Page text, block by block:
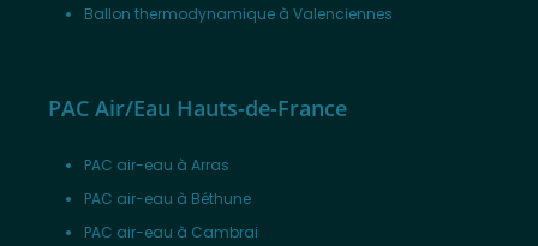
Ballon thermodynamique à Valenciennes
PAC Air/Eau Hauts-de-France
PAC air-eau à Arras
PAC air-eau à Béthune
PAC air-eau à Cambrai